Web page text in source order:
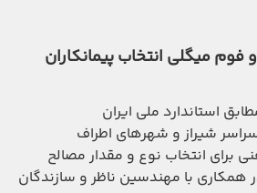
فوم میگلی انتخاب پیمانکاران
استاندارد ملی ایران
شیراز و شهرهای اطراف
برای انتخاب نوع و مقدار مصالح
همکاری با مهندسین ناظر و سازندگان